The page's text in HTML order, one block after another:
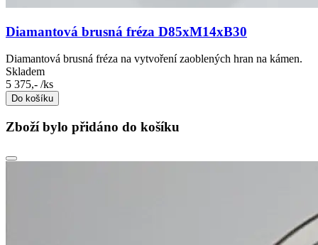
Diamantová brusná fréza D85xM14xB30
Diamantová brusná fréza na vytvoření zaoblených hran na kámen.
Skladem
5 375,- /ks
Do košíku
Zboží bylo přidáno do košíku